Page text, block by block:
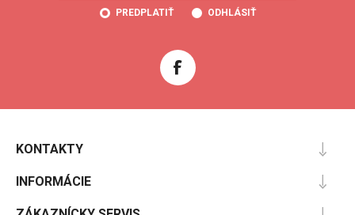
PREDPLATIŤ ODHLÁSIŤ
KONTAKTY
INFORMÁCIE